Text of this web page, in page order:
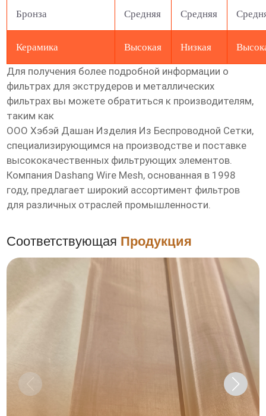
Бронза Средняя Средняя
Керамика Высокая Низкая
Для получения более подробной информации о
фильтрах для экструдеров и металлических
фильтрах вы можете обратиться к производителям,
таким как
ООО Хэбэй Дашан Изделия Из Беспроводной Сетки,
специализирующимся на производстве и поставке
высококачественных фильтрующих элементов.
Компания Dashang Wire Mesh, основанная в 1998
году, предлагает широкий ассортимент фильтров
для различных отраслей промышленности.
Соответствующая Продукция